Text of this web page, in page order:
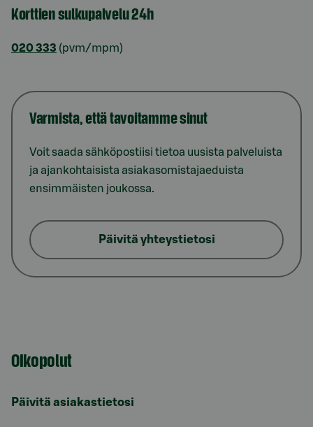
Korttien sulkupalvelu 24h
020 333 (pvm/mpm)
Varmista, että tavoitamme sinut
Voit saada sähköpostiisi tietoa uusista palveluista
ja ajankohtaisista asiakasomistajaeduista
ensimmäisten joukossa.
Päivitä yhteystietosi
Oikopolut
Päivitä asiakastietosi